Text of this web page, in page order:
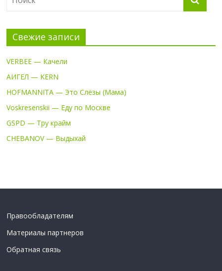
Свежие записи
VERBEE — Качели
АИГЕЛ — KERN
HOFMANNITA — Это Слёзы (Мама)
Voskresenskii — Еду по Москве
GSPD — Тру крайм
CHEBANOV — Выдыхай
Правообладателям
Материалы партнеров
Обратная связь